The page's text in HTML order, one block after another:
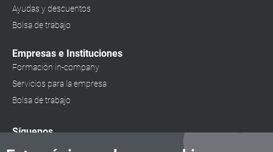
Ayudas y descuentos
Bolsa de trabajo
Empresas e Instituciones
Formación in-company
Servicios para la empresa
Bolsa de trabajo
Síguenos